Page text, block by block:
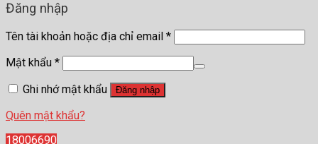
Đăng nhập
Tên tài khoản hoặc địa chỉ email *
Mật khẩu *
Ghi nhớ mật khẩu
Đăng nhập
Quên mật khẩu?
18006690